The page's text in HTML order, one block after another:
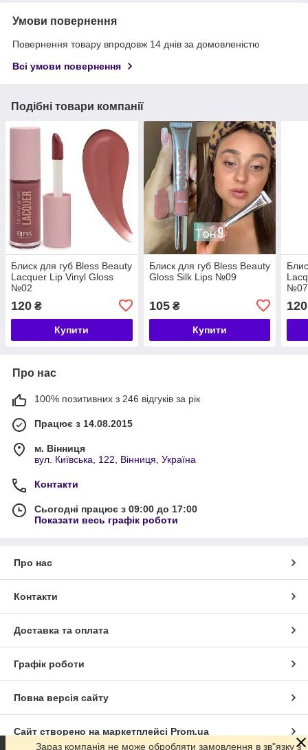
Умови повернення
Повернення товару впродовж 14 днів за домовленістю
Всі умови повернення
Подібні товари компанії
Блиск для губ Bless Beauty
Lacquer Lip Vinyl Gloss
№02
120 ₴
Купити
Блиск для губ Bless Beauty
Gloss Silk Lips №09
105₴
Купити
№07
120
Про нас
100% позитивних з 246 відгуків за рік
Працює з 14.08.2015
м. Вінниця
вул. Київська, 122, Вінниця, Україна
Контакти
Сьогодні працює з 09:00 до 17:00
Показати весь графік роботи
Про нас
Контакти
Доставка та оплата
Графік роботи
Повна версія сайту
Сайт створено на маркетплейсі Prom.ua
Зараз компанія не може обробляти замовлення в зв"язку з